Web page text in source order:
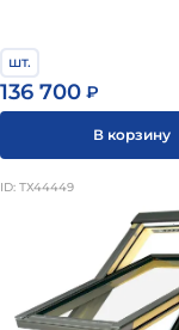
шт.
136 700 ₽
В корзину
ID: ТХ44449